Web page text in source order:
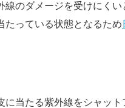
のダメージを受けにく
たっている状態となるため
当たる紫外線をシャット